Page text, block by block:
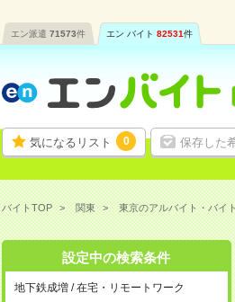
エン派遣 71573件 エン バイト 82531件
気になるリスト 0 保存した
バイトTOP 関東 東京のアルバイト・バイ
設定中の検索条件
地下鉄成増 / 在宅・リモートワーク